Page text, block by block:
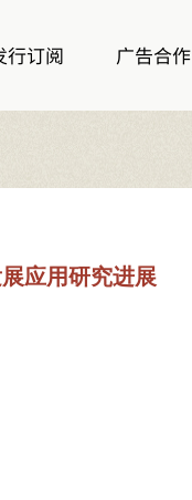
行订阅 广告合作
应用研究进展